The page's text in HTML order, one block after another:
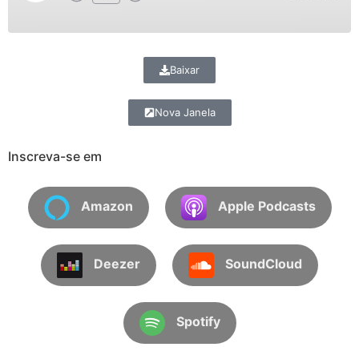
Baixar
Nova Janela
Inscreva-se em
Amazon Apple Podcasts
Deezer SoundCloud
Spotify